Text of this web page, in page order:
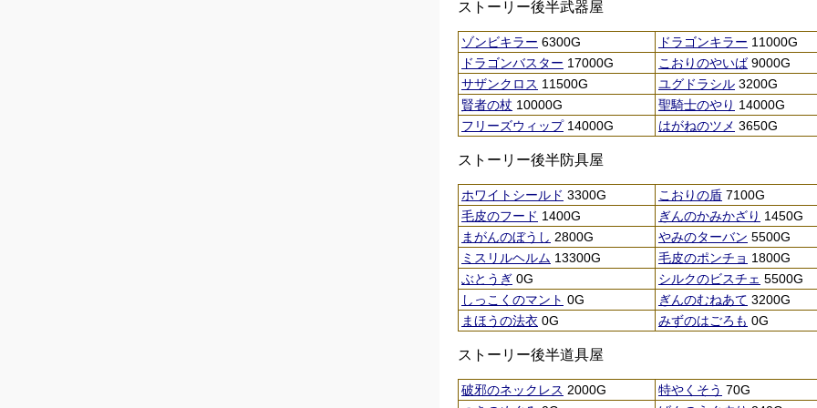
ストーリー後半武器屋
ゾンビキラー 6300G ドラゴンキラー 11000G
ドラゴンバスター 17000G こおりのやいば9000G
サザンクロス 11500G ユグドラシル 3200G
賢者の杖 10000G 聖騎士のやり 14000G
フリーズウィップ14000G はがねのツメ 3650G
ストーリー後半防具屋
ホワイトシールド 3300G こおりの盾 7100G
毛皮のフード 1400G ぎんのかみかざり 1450G
まがんのぼうし 2800G やみのターバン 5500G
ミスリルヘルム 13300G 毛皮のポンチョ 1800G
ぶとうぎ 0G シルクのビスチェ 5500G
しっこくのマント 0G ぎんのむねあて 3200G
まほうの法衣 0G みずのはごろも 0G
ストーリー後半道具屋
破邪のネックレス 2000G 特やくそう 70G